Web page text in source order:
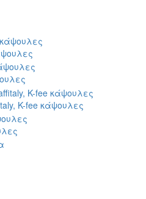
K-fee κάψουλες